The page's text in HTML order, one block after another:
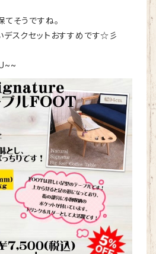
そうですね。
デスクセットおすすめです☆彡